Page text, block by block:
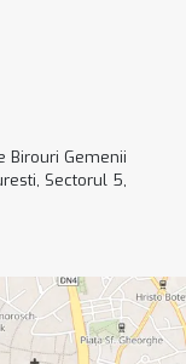
Birouri Gemenii
Sectorul 5,